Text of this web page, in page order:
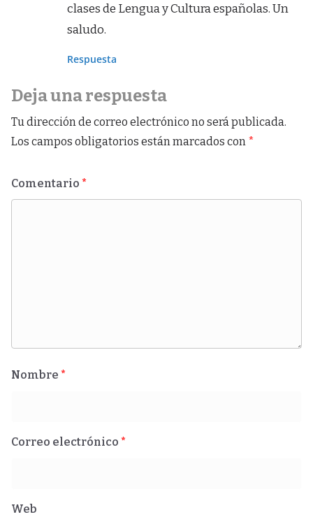
clases de Lengua y Cultura españolas. Un
saludo.
Respuesta
Deja una respuesta
Tu dirección de correo electrónico no será publicada.
Los campos obligatorios están marcados con *
Comentario *
Nombre *
Correo electrónico *
Web